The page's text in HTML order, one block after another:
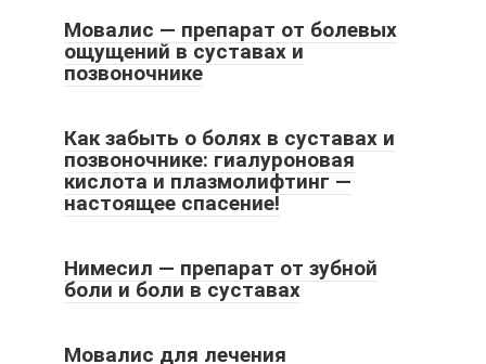
Мовалис — препарат от болевых
ощущений в суставах и
позвоночнике
Как забыть о болях в суставах и
позвоночнике: гиалуроновая
кислота и плазмолифтинг —
настоящее спасение!
Нимесил — препарат от зубной
боли и боли в суставах
Мовалис для лечения